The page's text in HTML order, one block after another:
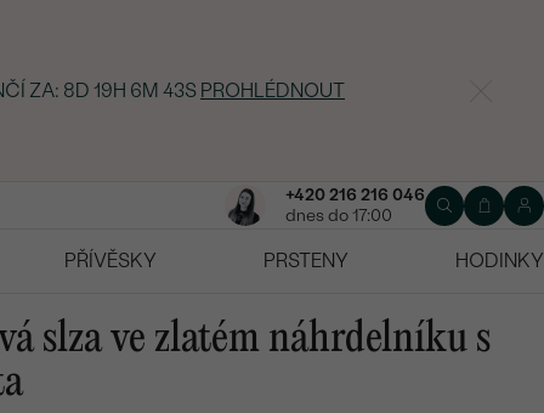
ZA: 8D 19H 6M 42S PROHLÉDNOUT
+420 216 216 046
dnes do 17:00
PŘÍVĚSKY PRSTENY HODINKY
slza ve zlatém náhrdelníku s